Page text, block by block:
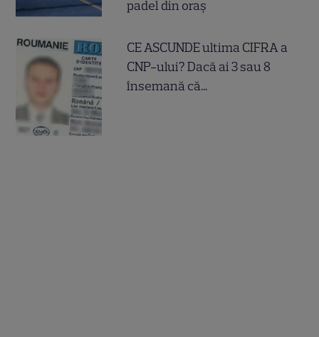
padel din oraș
CE ASCUNDE ultima CIFRA a
CNP-ului? Dacă ai 3 sau 8
însemană că...